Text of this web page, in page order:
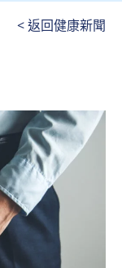
< 返回健康新聞